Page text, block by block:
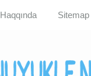
Haqqında Sitemap